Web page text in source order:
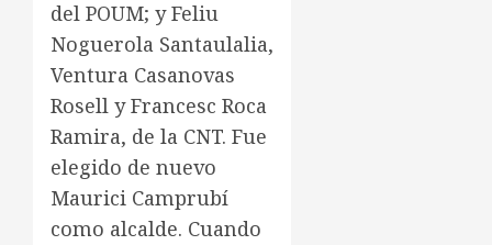
del POUM; y Feliu
Noguerola Santaulalia,
Ventura Casanovas
Rosell y Francesc Roca
Ramira, de la CNT. Fue
elegido de nuevo
Maurici Camprubí
como alcalde. Cuando